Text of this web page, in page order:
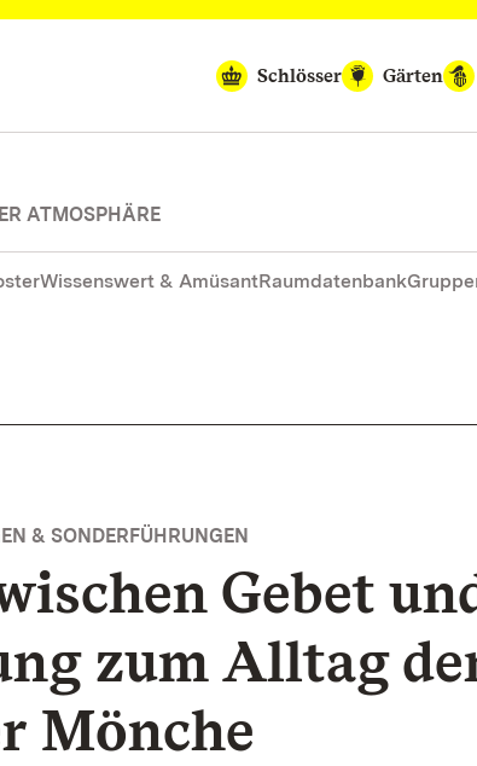
Schlösser
Gärten
ATMOSPHÄRE
Wissenswert & AmüsantRaumdatenbank
& SONDERFÜHRUNGEN
Gebet
zum Alltag
Mönche